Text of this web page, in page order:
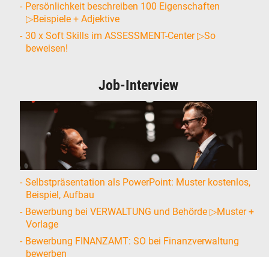
Persönlichkeit beschreiben 100 Eigenschaften
▷Beispiele + Adjektive
30 x Soft Skills im ASSESSMENT-Center ▷So
beweisen!
Job-Interview
Selbstpräsentation als PowerPoint: Muster kostenlos,
Beispiel, Aufbau
Bewerbung bei VERWALTUNG und Behörde ▷Muster +
Vorlage
Bewerbung FINANZAMT: SO bei Finanzverwaltung
bewerben